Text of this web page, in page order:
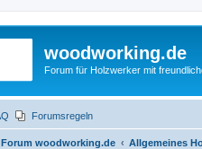
woodworking.de
Forum für Holzwerker mit
Forumsregeln
Forum woodworking.de Allgemeines